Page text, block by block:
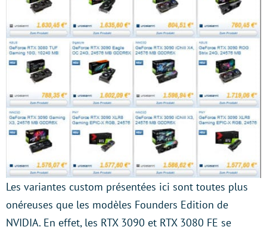
Les variantes custom présentées ici sont toutes plus
onéreuses que les modèles Founders Edition de
NVIDIA. En effet, les RTX 3090 et RTX 3080 FE se